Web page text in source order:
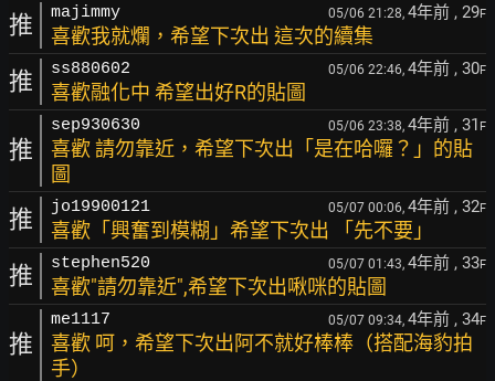
推 majimmy 05/06 21:28, 4年前 , 29F
喜歡我就爛，希望下次出 這次的續集
推 ss880602 05/06 22:46, 4年前 , 30F
喜歡融化中 希望出好R的貼圖
推
sep930630 05/06 23:38, 4年前 , 31 F
喜歡 請勿靠近，希望下次出「是在哈囉？」的貼
圖
推 jo19900121 05/07 00:06, 4年前 , 32F
喜歡「興奮到模糊」希望下次出 「先不要」
推 stephen520 05/07 01:43, 4年前 , 33F
喜歡"請勿靠近",希望下次出啾咪的貼圖
推
me1117 05/07 09:34, 4年前 , 34F
喜歡 呵，希望下次出阿不就好棒棒（搭配海豹拍
手）